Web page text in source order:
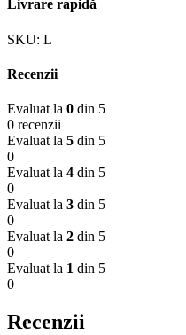
Livrare rapidă
SKU: L
Recenzii
Evaluat la 0 din 5
0 recenzii
Evaluat la 5 din 5
0
Evaluat la 4 din 5
0
Evaluat la 3 din 5
0
Evaluat la 2 din 5
0
Evaluat la 1 din 5
0
Recenzii